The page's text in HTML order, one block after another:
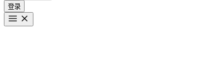
登录